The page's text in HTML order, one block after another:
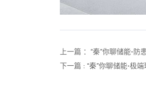
上一篇 ：“秦”你聊储能-
下一篇 : “秦”你聊储能-极